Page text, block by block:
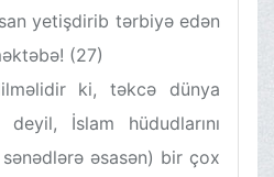
yetişdirib tərbiyə edən
(27)
ki, təkcə dünya
deyil, İslam hüdudlarını
əsasən) bir çox